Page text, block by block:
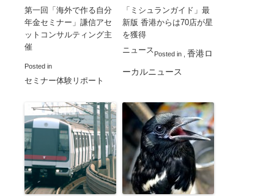
第一回「海外で作る自分
年金セミナー」謙信アセ
ットコンサルティング主
催
Posted in
セミナー体験リポート
「ミシュランガイド」最
新版 香港からは70店が星
を獲得
Posted in
ニュース
香港ロ
ーカルニュース